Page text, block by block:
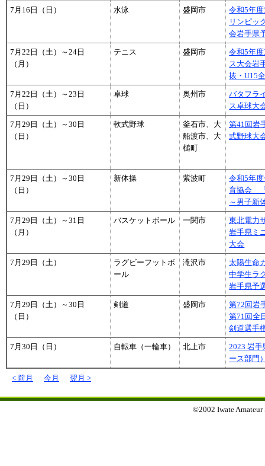
7月16日（日） 水泳 盛岡市
令和5年
リンピッ
会岩手県
7月22日（土）～24日
（月）
テニス 盛岡市
令和5年
ス大会岩
抜・U15
7月22日（土）～23日
（日）
卓球 奥州市
バタフラ
ス卓球大
7月29日（土）～30日
（日）
軟式野球
釜石市、大
船渡市、大
槌町
第41回岩
式野球大
7月29日（土）～30日
（日）
新体操 紫波町
令和5年
育協会
～男子新
7月29日（土）～31日
（月）
バスケットボール 一関市
東北電力
岩手県ミ
大会
7月29日（土）
ラグビーフットボ
ール
滝沢市
太陽生命
中学生ラ
岩手県予
7月29日（土）～30日
（日）
剣道 盛岡市
第72回岩
第71回全
剣道選手
7月30日（日） 自転車（一輪車） 北上市
2023 岩
ース部門
< 前月 今月 翌月 >
©2002 Iwate Amateur